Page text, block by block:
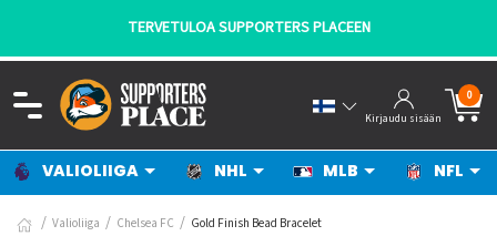
TERVETULOA SUPPORTERS PLACEEN
Kirjaudu sisään
0
VALIOLIIGA NHL MLB NFL
Valioliiga Chelsea FC Gold Finish Bead Bracelet